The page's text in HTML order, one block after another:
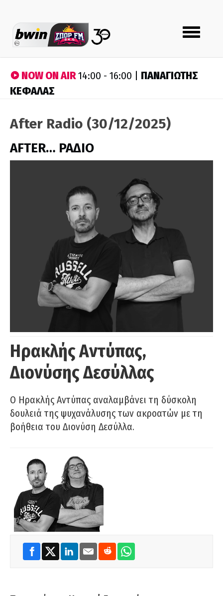
Toggle
navigation
NOW ON AIR14:00 - 16:00 | ΠΑΝΑΓΙΩΤΗΣ
ΚΕΦΑΛΑΣ
After Radio (30/12/2025)
AFTER… ΡΑΔΙΟ
Ηρακλής Αντύπας,
Διονύσης Δεσύλλας
Ο Ηρακλής Αντύπας αναλαμβάνει τη δύσκολη
δουλειά της ψυχανάλυσης των ακροατών με τη
βοήθεια του Διονύση Δεσύλλα.